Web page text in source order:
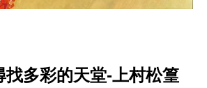
找多彩的天堂-上村松篁